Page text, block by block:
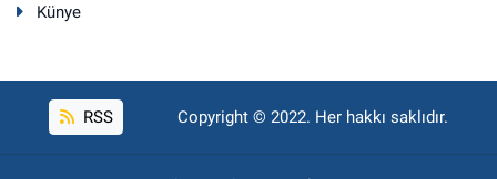
Künye
RSS Copyright © 2022. Her hakkı saklıdır.